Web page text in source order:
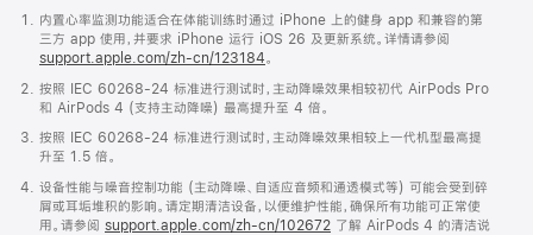
内置心率监测功能适合在体能训练时通过 iPhone 上的健身 app 和兼容的第
三方 app 使用，并要求 iPhone 运行 iOS 26 及更新系统。详情请参阅
support.apple.com/zh-cn/123184。
按照 IEC 60268-24 标准进行测试时，主动降噪效果相较初代 AirPods Pro
和 AirPods 4 (支持主动降噪) 最高提升至 4 倍。
按照 IEC 60268-24 标准进行测试时，主动降噪效果相较上一代机型最高提
升至 1.5 倍。
设备性能与噪音控制功能 (主动降噪、自适应音频和通透模式等) 可能会受到碎
屑或耳垢堆积的影响。请定期清洁设备，以便维护性能，确保所有功能可正常使
用。请参阅 support.apple.com/zh-cn/102672 了解 AirPods 4 的清洁说